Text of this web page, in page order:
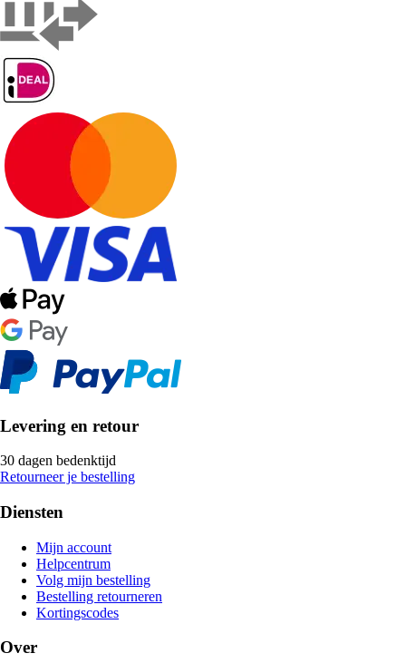
Levering en retour
30 dagen bedenktijd
Retourneer je bestelling
Diensten
Mijn account
Helpcentrum
Volg mijn bestelling
Bestelling retourneren
Kortingscodes
Over